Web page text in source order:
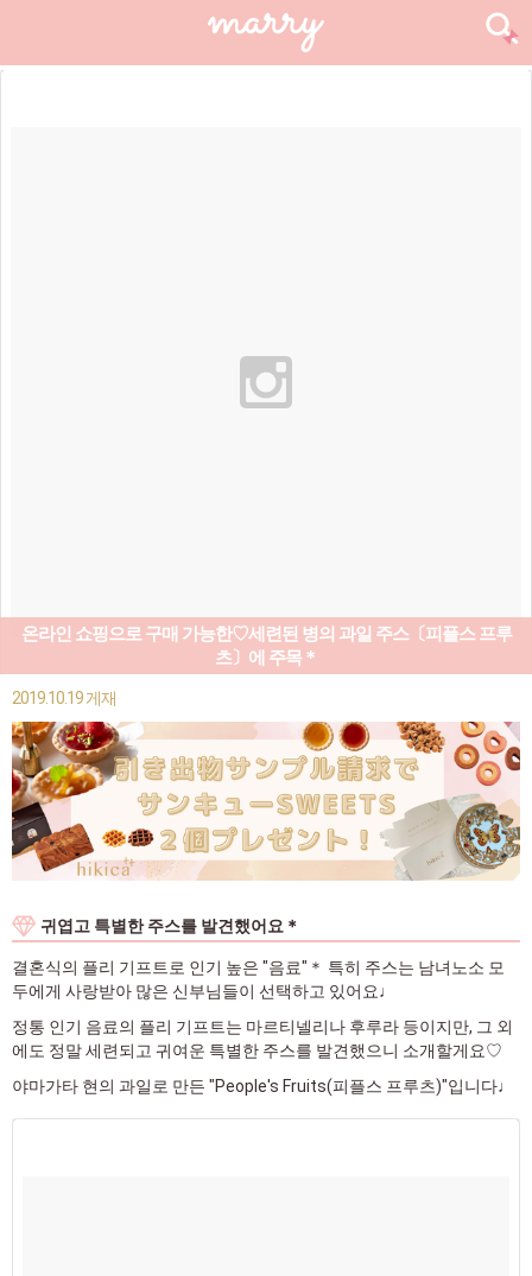
온라인 쇼핑으로 구매 가능한♡세련된 병의 과일 주스〔피플스 프루
츠〕에 주목＊
2019.10.19 게재
귀엽고 특별한 주스를 발견했어요＊
결혼식의 플리 기프트로 인기 높은 "음료"＊ 특히 주스는 남녀노소 모
두에게 사랑받아 많은 신부님들이 선택하고 있어요♩
정통 인기 음료의 플리 기프트는 마르티넬리나 후루라 등이지만, 그 외
에도 정말 세련되고 귀여운 특별한 주스를 발견했으니 소개할게요♡
야마가타 현의 과일로 만든 "People's Fruits(피플스 프루츠)"입니다♩